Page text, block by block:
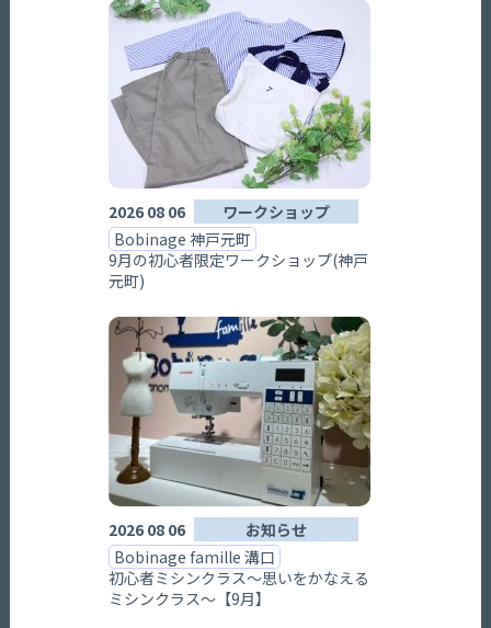
2026 08 06
ワークショップ
Bobinage 神戸元町
9月の初心者限定ワークショップ(神戸
元町)
2026 08 06
お知らせ
Bobinage famille 溝口
初心者ミシンクラス～思いをかなえる
ミシンクラス～【9月】